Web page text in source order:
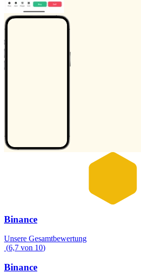
Binance
Unsere Gesamtbewertung
(6,7 von 10)
Binance